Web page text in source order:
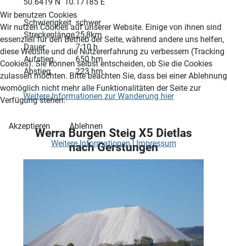
Schwierigkeit
Streckenlänge
Dauer
Aufstieg
Abstieg
schwer
25,8km
7:10 h
650 hm
223 hm
Weitere Informationen zur Wanderung hier
Werra Burgen Steig X5 Dietlas
nach Gerstungen
Wir benutzen Cookies
Wir nutzen Cookies auf unserer Website. Einige von ihnen sind
essenziell für den Betrieb der Seite, während andere uns helfen,
diese Website und die Nutzererfahrung zu verbessern (Tracking
Cookies). Sie können selbst entscheiden, ob Sie die Cookies
zulassen möchten. Bitte beachten Sie, dass bei einer Ablehnung
womöglich nicht mehr alle Funktionalitäten der Seite zur
Verfügung stehen.
Akzeptieren
Ablehnen
Weitere Informationen|Impressum